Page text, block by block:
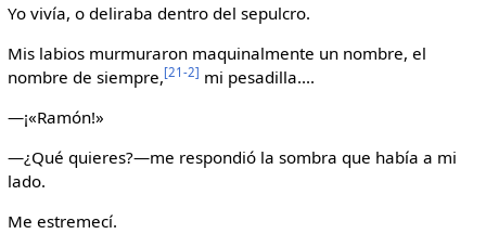
Yo vivía, o deliraba dentro del sepulcro.
Mis labios murmuraron maquinalmente un nombre, el
nombre de siempre,[21-2] mi pesadilla....
—¡«Ramón!»
—¿Qué quieres?—me respondió la sombra que había a mi
lado.
Me estremecí.